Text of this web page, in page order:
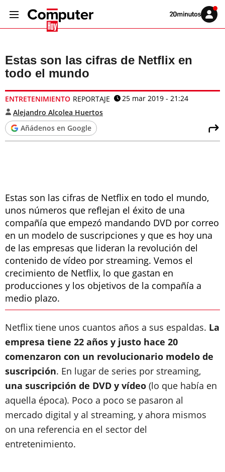
Volver
Iniciar
sesión
Estas son las cifras de Netflix en
todo el mundo
ENTRETENIMIENTO REPORTAJE
25 mar 2019 - 21:24
Alejandro Alcolea Huertos
Añádenos en Google
Estas son las cifras de Netflix en todo el mundo,
unos números que reflejan el éxito de una
compañía que empezó mandando DVD por correo
en un modelo de suscripciones y que es hoy una
de las empresas que lideran la revolución del
contenido de vídeo por streaming. Vemos el
crecimiento de Netflix, lo que gastan en
producciones y los objetivos de la compañía a
medio plazo.
Netflix tiene unos cuantos años a sus espaldas. La
empresa tiene 22 años y justo hace 20
comenzaron con un revolucionario modelo de
suscripción. En lugar de series por streaming,
una suscripción de DVD y vídeo (lo que había en
aquella época). Poco a poco se pasaron al
mercado digital y al streaming, y ahora mismos
on una referencia en el sector del
entretenimiento.